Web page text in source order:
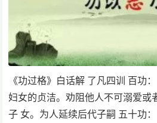
《功过格》白话解 了凡四训 百功
妇女的贞洁。劝阻他人不可溺爱或
子 女。为人延续后代子嗣 五十功